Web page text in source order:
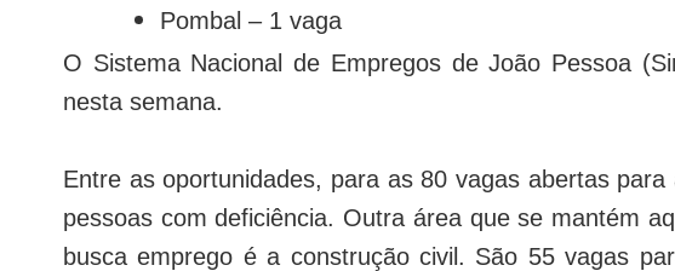
Pombal – 1 vaga
O Sistema Nacional de Empregos de João Pessoa
nesta semana.
Entre as oportunidades, para as 80 vagas abertas
pessoas com deficiência. Outra área que se mantém
busca emprego é a construção civil. São 55 vagas